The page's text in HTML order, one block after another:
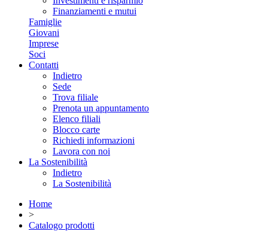
Finanziamenti e mutui
Famiglie
Giovani
Imprese
Soci
Contatti
Indietro
Sede
Trova filiale
Prenota un appuntamento
Elenco filiali
Blocco carte
Richiedi informazioni
Lavora con noi
La Sostenibilità
Indietro
La Sostenibilità
Home
>
Catalogo prodotti